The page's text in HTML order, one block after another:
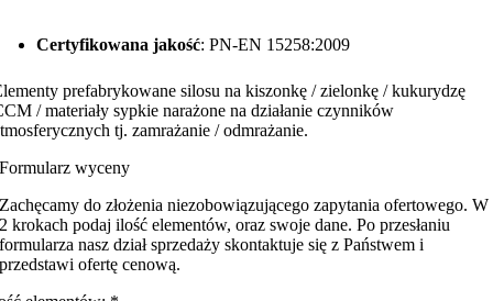
Certyfikowana jakość: PN-EN 15258:2009
prefabrykowane silosu na kiszonkę / zielonkę / kukurydzę
/ materiały sypkie narażone na działanie czynników
tj. zamrażanie / odmrażanie.
Formularz wyceny
Zachęcamy do złożenia niezobowiązującego zapytania ofertowego. W
2 krokach podaj ilość elementów, oraz swoje dane. Po przesłaniu
formularza nasz dział sprzedaży skontaktuje się z Państwem i
przedstawi ofertę cenową.